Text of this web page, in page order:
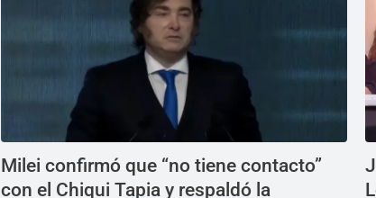
Milei confirmó que “no tiene contacto”
con el Chiqui Tapia y respaldó la